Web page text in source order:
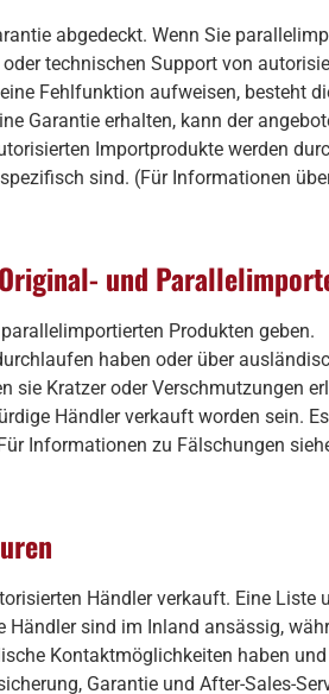
abgedeckt. Wenn Sie
technischen Support von
Fehlfunktion aufweisen, besteht
Garantie erhalten, kann der
Importprodukte werden
sind. (Für Informationen
und
Produkten geben.
haben oder über
sie Kratzer oder Verschmutzungen
Händler verkauft worden sein.
Informationen zu Fälschungen
Händler verkauft. Eine Liste
Händler sind im Inland ansässig,
Kontaktmöglichkeiten haben
Garantie und After-Sales-